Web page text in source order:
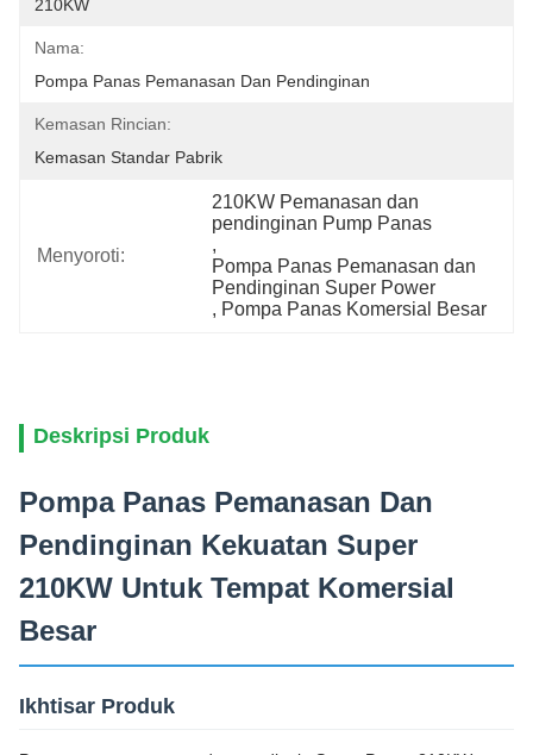
210KW
Nama:
Pompa Panas Pemanasan Dan Pendinginan
Kemasan Rincian:
Kemasan Standar Pabrik
Menyoroti:
210KW Pemanasan dan
pendinginan Pump Panas
,
Pompa Panas Pemanasan dan
Pendinginan Super Power
, Pompa Panas Komersial Besar
Deskripsi Produk
Pompa Panas Pemanasan Dan
Pendinginan Kekuatan Super
210KW Untuk Tempat Komersial
Besar
Ikhtisar Produk